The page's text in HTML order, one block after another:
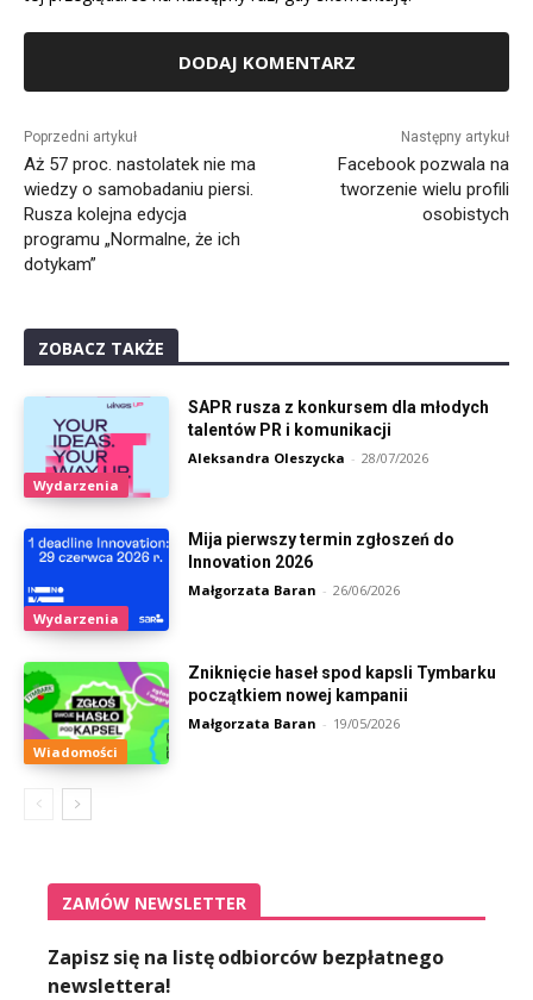
Poprzedni artykuł
Aż 57 proc. nastolatek nie ma
wiedzy o samobadaniu piersi.
Rusza kolejna edycja
programu „Normalne, że ich
dotykam”
Następny artykuł
Facebook pozwala na
tworzenie wielu profili
osobistych
ZOBACZ TAKŻE
Wydarzenia
SAPR rusza z konkursem dla młodych
talentów PR i komunikacji
Aleksandra Oleszycka - 28/07/2026
Wydarzenia
Mija pierwszy termin zgłoszeń do
Innovation 2026
Małgorzata Baran - 26/06/2026
Wiadomości
Zniknięcie haseł spod kapsli Tymbarku
początkiem nowej kampanii
Małgorzata Baran - 19/05/2026
ZAMÓW NEWSLETTER
Zapisz się na listę odbiorców bezpłatnego
newslettera!